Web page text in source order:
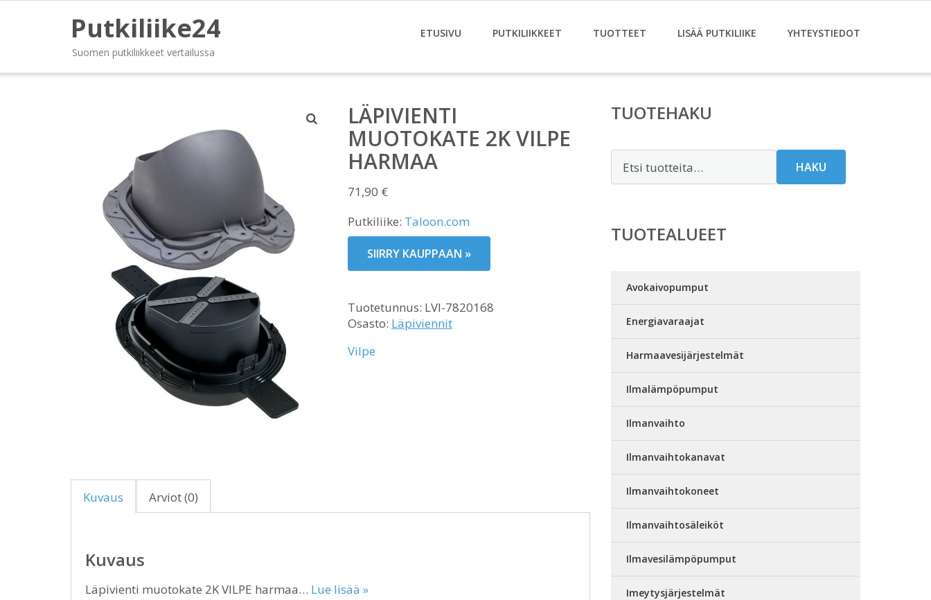
Putkiliike24
Suomen putkiliikkeet vertailussa
ETUSIVU PUTKILIIKKEET TUOTTEET LISÄÄ PUTKILIIKE YHTEYSTIEDOT
LÄPIVIENTI
MUOTOKATE 2K VILPE
HARMAA
71,90 €
Putkiliike: Taloon.com
SIIRRY KAUPPAAN »
Tuotetunnus: LVI-7820168
Osasto: Läpiviennit
Vilpe
Kuvaus Arviot (0)
Kuvaus
Läpivienti muotokate 2K VILPE harmaa… Lue lisää »
TUOTEHAKU
HAKU
TUOTEALUEET
Avokaivopumput
Energiavaraajat
Harmaavesijärjestelmät
Ilmalämpöpumput
Ilmanvaihto
Ilmanvaihtokanavat
Ilmanvaihtokoneet
Ilmanvaihtosäleiköt
Ilmavesilämpöpumput
Imeytysjärjestelmät